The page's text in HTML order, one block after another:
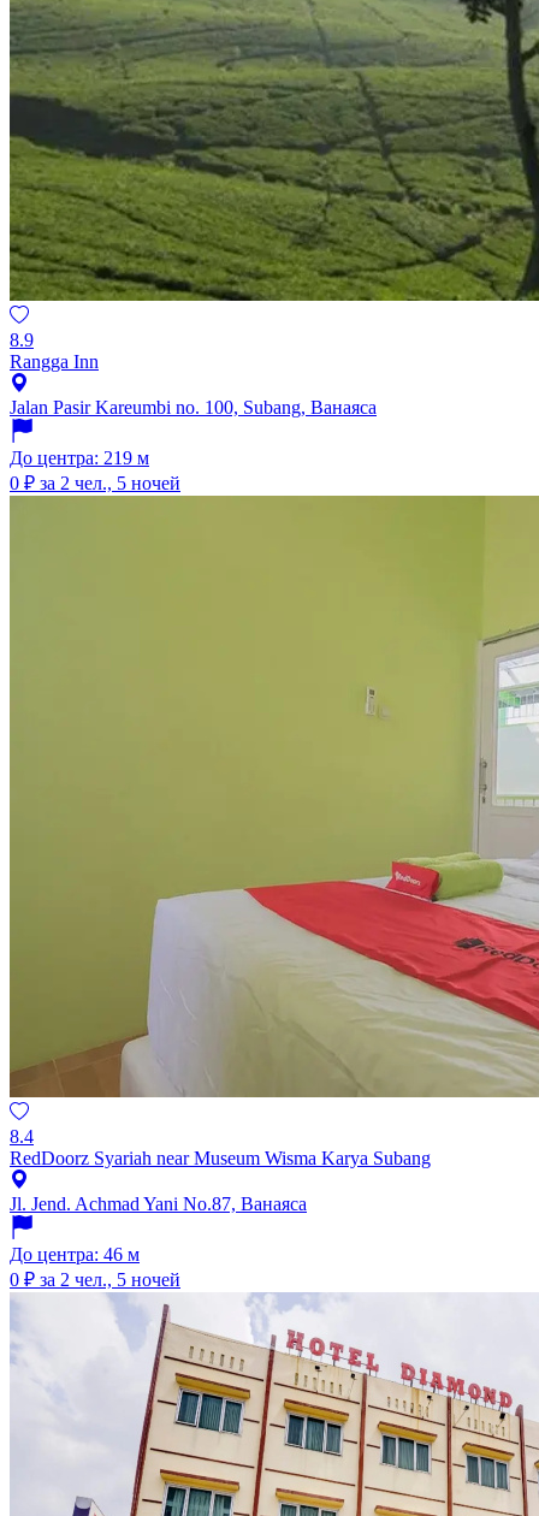
8.9
Rangga Inn
Jalan Pasir Kareumbi no. 100, Subang, Ванаяса
До центра: 219 м
0 ₽ за 2 чел., 5 ночей
8.4
RedDoorz Syariah near Museum Wisma Karya Subang
Jl. Jend. Achmad Yani No.87, Ванаяса
До центра: 46 м
0 ₽ за 2 чел., 5 ночей